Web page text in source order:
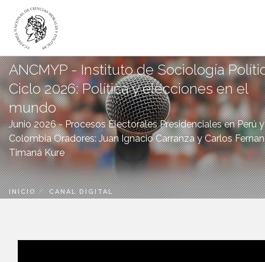
LA ACADEMIA
ACADÉMICOS
INSTITUTOS
DICTÁMENES
PUBLICACIONES
CANAL DIGITAL
BIBLIOTECA
ANCMYP - Instituto de Sociología
Ciclo 2026: Política y elecciones en el
mundo
Junio 2026 - Procesos Electorales Presidenciales en Perú y
Colombia Oradores: Juan Ignacio Carranza y Carlos
Timaná Kure
INICIO CANAL DIGITAL